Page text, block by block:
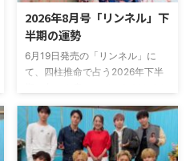
2026年8月号「リンネル」下
半期の運勢
6月19日発売の「リンネル」に
て、四柱推命で占う2026年下半
た。リンネル 2026年8月号 下半
期の占いは下記サイトでも見るこ
とができるので、よかったらチェ
ックしてみてくださいね。↓大串